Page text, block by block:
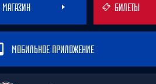
МАГАЗИН БИЛЕТЫ
МОБИЛЬНОЕ ПРИЛОЖЕНИЕ